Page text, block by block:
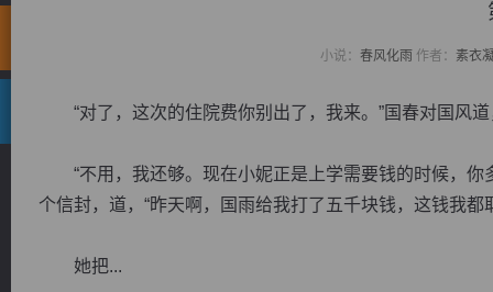
小说： 春风化雨 作者： 素衣
“对了，这次的住院费你别出了，我来。”国春对国风道
“不用，我还够。现在小妮正是上学需要钱的时候，你
个信封，道，“昨天啊，国雨给我打了五千块钱，这钱我都
她把...